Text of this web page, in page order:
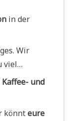
in der
Wir
viel…
Kaffee- und
könnteure